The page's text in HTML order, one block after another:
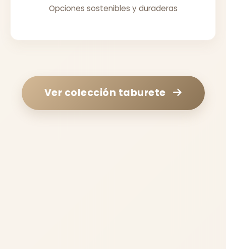
Opciones sostenibles y duraderas
Ver colección taburete